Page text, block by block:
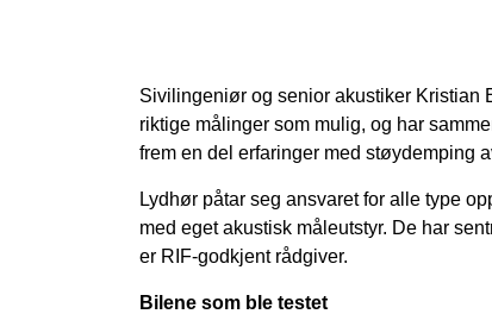
Sivilingeniør og senior akustiker Kristian
riktige målinger som mulig, og har
frem en del erfaringer med støydemping
Lydhør påtar seg ansvaret for alle type
med eget akustisk måleutstyr. De har
er RIF-godkjent rådgiver.
Bilene som ble testet